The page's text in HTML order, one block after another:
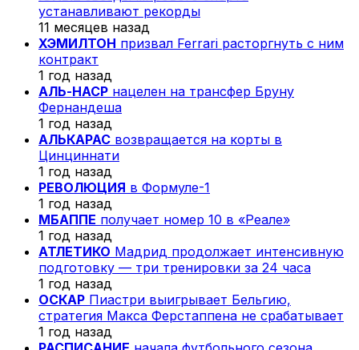
устанавливают рекорды
11 месяцев назад
ХЭМИЛТОН призвал Ferrari расторгнуть с ним
контракт
1 год назад
АЛЬ-НАСР нацелен на трансфер Бруну
Фернандеша
1 год назад
АЛЬКАРАС возвращается на корты в
Цинциннати
1 год назад
РЕВОЛЮЦИЯ в Формуле-1
1 год назад
МБАППЕ получает номер 10 в «Реале»
1 год назад
АТЛЕТИКО Мадрид продолжает интенсивную
подготовку — три тренировки за 24 часа
1 год назад
ОСКАР Пиастри выигрывает Бельгию,
стратегия Макса Ферстаппена не срабатывает
1 год назад